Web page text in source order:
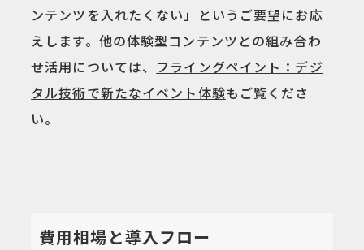
ンテンツを入れたくない」というご要望にお応
えします。他の体験型コンテンツとの組み合わ
せ活用については、 フライングペイント：デジ
タル技術で新たなイベント体験もご覧くださ
い。
費用相場と導入フロー